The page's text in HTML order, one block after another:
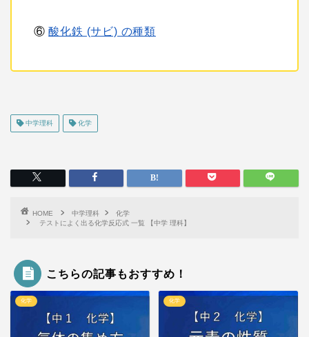
⑥酸化鉄 (サビ) の種類
中学理科 化学
HOME 中学理科
化学
テストによく出る化学反応式 一覧 【中学 理科】
こちらの記事もおすすめ！
化学 化学